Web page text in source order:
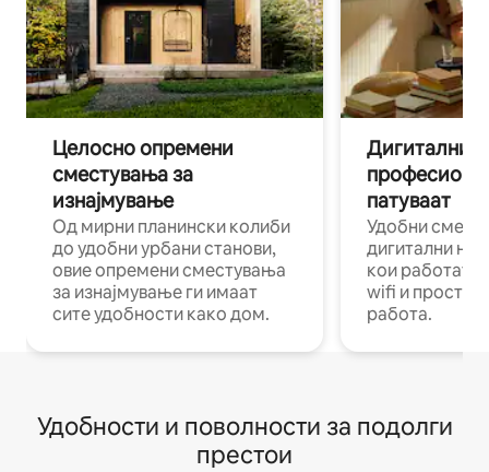
Целосно опремени
сместувања за
изнајмување
Од мирни планински колиби
до удобни урбани станови,
овие опремени сместувања
за изнајмување ги имаат
сите удобности како дом.
Дигитални
патуваат
Удобни
дигитални
кои работат
wifi и
работа.
Удобности и поволности за подолги
престои